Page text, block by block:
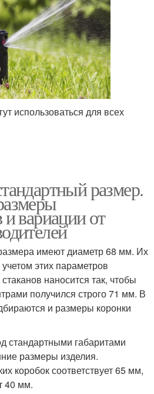
использоваться для всех
размер.
и вариации от
имеют диаметр 68 мм. Их
этих параметров
наносится так, чтобы
получился строго 71 мм. В
и размеры коронки
стандартными габаритами
размеры изделия.
коробок соответствует 65 мм,
40 мм.